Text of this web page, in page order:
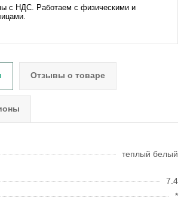
с НДС. Работаем с физическими и
Отзывы о товаре
теплый белый
7.4
*